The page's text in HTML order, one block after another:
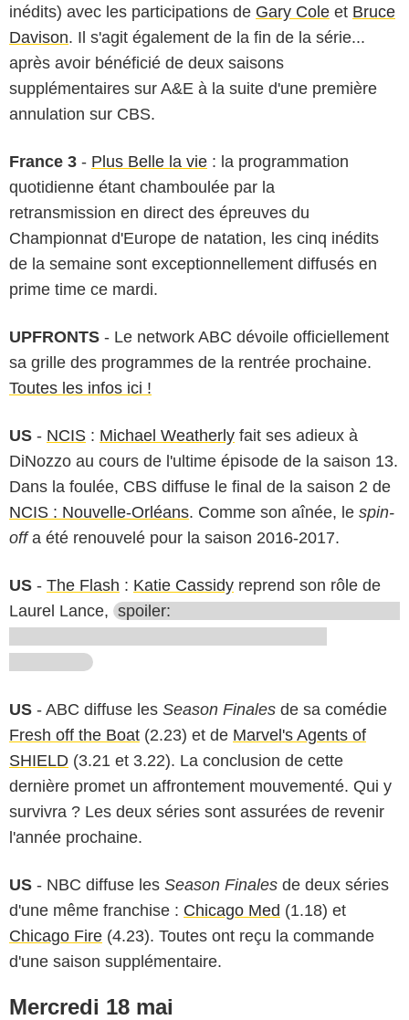
inédits) avec les participations de Gary Cole et Bruce
Davison. Il s'agit également de la fin de la série...
après avoir bénéficié de deux saisons
supplémentaires sur A&E à la suite d'une première
annulation sur CBS.
France 3 - Plus Belle la vie : la programmation
quotidienne étant chamboulée par la
retransmission en direct des épreuves du
Championnat d'Europe de natation, les cinq inédits
de la semaine sont exceptionnellement diffusés en
prime time ce mardi.
UPFRONTS - Le network ABC dévoile officiellement
sa grille des programmes de la rentrée prochaine.
Toutes les infos ici !
US - NCIS : Michael Weatherly fait ses adieux à
DiNozzo au cours de l'ultime épisode de la saison 13.
Dans la foulée, CBS diffuse le final de la saison 2 de
NCIS : Nouvelle-Orléans. Comme son aînée, le spin-
offa été renouvelé pour la saison 2016-2017.
US - The Flash : Katie Cassidy reprend son rôle de
Laurel Lance, spoiler:
US - ABC diffuse les Season Finales de sa comédie
Fresh off the Boat (2.23) et de Marvel's Agents of
SHIELD (3.21 et 3.22). La conclusion de cette
dernière promet un affrontement mouvementé. Qui y
survivra ? Les deux séries sont assurées de revenir
l'année prochaine.
US - NBC diffuse les Season Finales de deux séries
d'une même franchise : Chicago Med (1.18) et
Chicago Fire (4.23). Toutes ont reçu la commande
d'une saison supplémentaire.
Mercredi 18 mai